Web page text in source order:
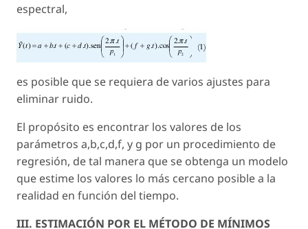
espectral,
es posible que se requiera de varios ajustes para
eliminar ruido.
El propósito es encontrar los valores de los
parámetros a,b,c,d,f, y g por un procedimiento de
regresión, de tal manera que se obtenga un modelo
que estime los valores lo más cercano posible a la
realidad en función del tiempo.
III. ESTIMACIÓN POR EL MÉTODO DE MÍNIMOS